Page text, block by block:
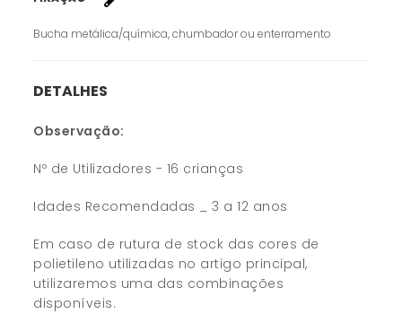
Bucha metálica/química, chumbador ou enterramento
DETALHES
Observação:
Nº de Utilizadores - 16 crianças
Idades Recomendadas _ 3 a 12 anos
Em caso de rutura de stock das cores de
polietileno utilizadas no artigo principal,
utilizaremos uma das combinações
disponíveis.